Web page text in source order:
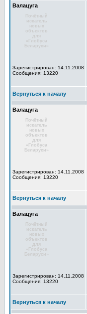
Валацуга
Почётный
искатель
новых
объектов
для
«Глобуса
Беларуси»
Зарегистрирован: 14.11.2008
Сообщения: 13220
Вернуться к началу
Валацуга
Почётный
искатель
новых
объектов
для
«Глобуса
Беларуси»
Зарегистрирован: 14.11.2008
Сообщения: 13220
Вернуться к началу
Валацуга
Почётный
искатель
новых
объектов
для
«Глобуса
Беларуси»
Зарегистрирован: 14.11.2008
Сообщения: 13220
Вернуться к началу